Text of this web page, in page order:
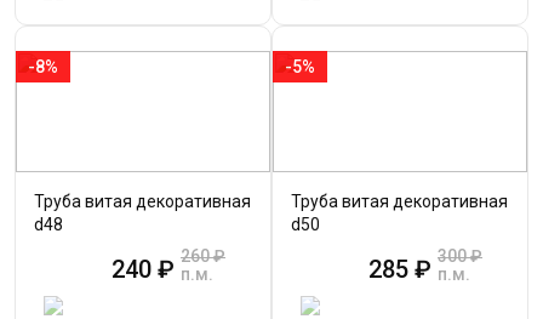
-8%
Труба витая декоративная
d48
240 ₽ п.м.
260 ₽
-5%
Труба витая декоративная
d50
285 ₽ п.м.
300 ₽